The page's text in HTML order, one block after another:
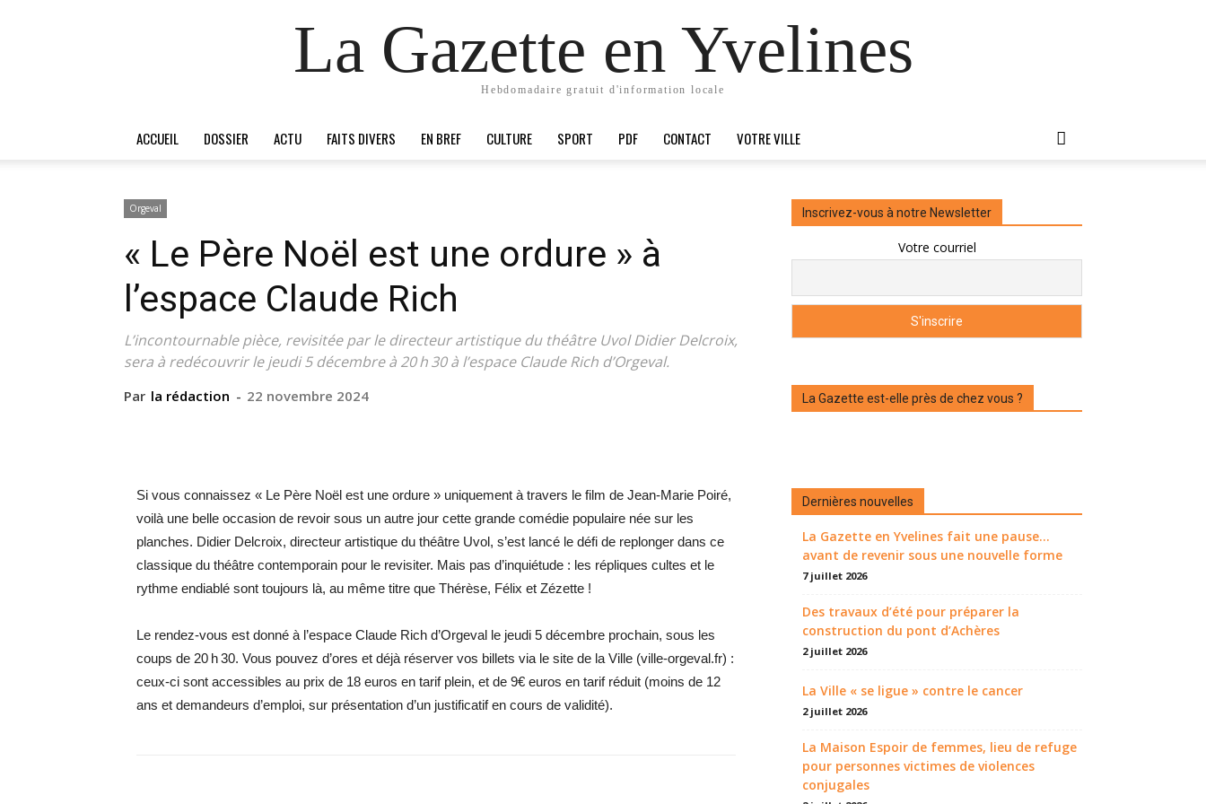
La Gazette en Yvelines
Hebdomadaire gratuit d'information locale
ACCUEIL DOSSIER ACTU FAITS DIVERS EN BREF CULTURE SPORT PDF CONTACT VOTRE VILLE
Orgeval
« Le Père Noël est une ordure » à
l’espace Claude Rich
L’incontournable pièce, revisitée par le directeur artistique du théâtre Uvol Didier Delcroix,
sera à redécouvrir le jeudi 5 décembre à 20 h 30 à l’espace Claude Rich d’Orgeval.
Par la rédaction - 22 novembre 2024
Si vous connaissez « Le Père Noël est une ordure » uniquement à travers le film de Jean-Marie Poiré,
voilà une belle occasion de revoir sous un autre jour cette grande comédie populaire née sur les
planches. Didier Delcroix, directeur artistique du théâtre Uvol, s’est lancé le défi de replonger dans ce
classique du théâtre contemporain pour le revisiter. Mais pas d’inquiétude : les répliques cultes et le
rythme endiablé sont toujours là, au même titre que Thérèse, Félix et Zézette !
Le rendez-vous est donné à l’espace Claude Rich d’Orgeval le jeudi 5 décembre prochain, sous les
coups de 20 h 30. Vous pouvez d’ores et déjà réserver vos billets via le site de la Ville (ville-orgeval.fr) :
ceux-ci sont accessibles au prix de 18 euros en tarif plein, et de 9€ euros en tarif réduit (moins de 12
ans et demandeurs d’emploi, sur présentation d’un ­justificatif en cours de validité).
Inscrivez-vous à notre Newsletter
Votre courriel
La Gazette est-elle près de chez vous ?
Dernières nouvelles
La Gazette en Yvelines fait une pause...
avant de revenir sous une nouvelle forme
7 juillet 2026
Des travaux d’été pour préparer la
construction du pont d’Achères
2 juillet 2026
La Ville « se ligue » contre le cancer
2 juillet 2026
La Maison Espoir de femmes, lieu de refuge
pour personnes victimes de violences
conjugales